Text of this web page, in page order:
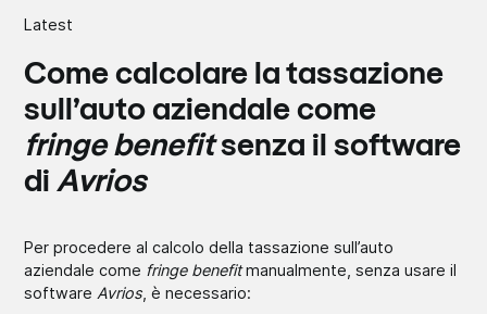
Latest
Come calcolare la tassazione
sull’auto aziendale come
fringe benefitsenza il software
diAvrios
Per procedere al calcolo della tassazione sull’auto
aziendale come fringe benefitmanualmente, senza usare il
software Avrios , è necessario: